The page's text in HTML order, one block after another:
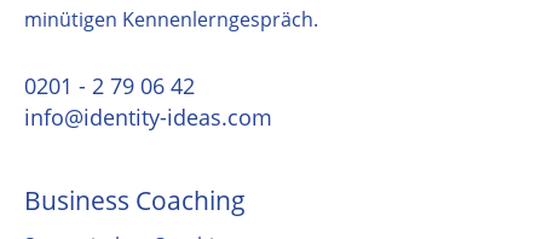
minütigen Kennenlerngespräch.
0201 - 2 79 06 42
info@identity-ideas.com
Business Coaching